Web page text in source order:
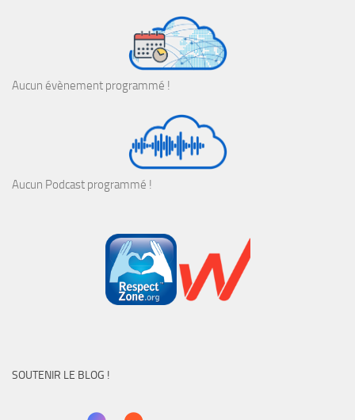
Aucun évènement programmé !
Aucun Podcast programmé !
SOUTENIR LE BLOG !